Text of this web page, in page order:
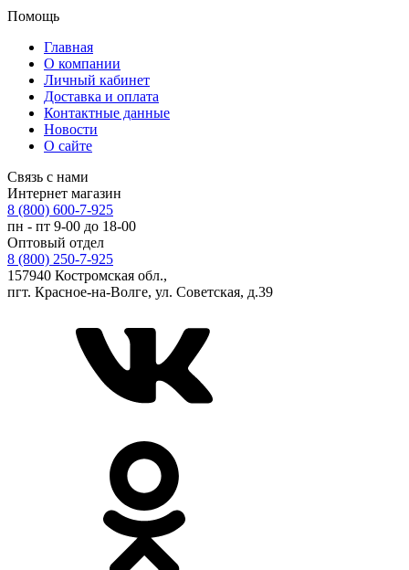
Помощь
Главная
О компании
Личный кабинет
Доставка и оплата
Контактные данные
Новости
О сайте
Связь с нами
Интернет магазин
8 (800) 600-7-925
пн - пт 9-00 до 18-00
Оптовый отдел
8 (800) 250-7-925
157940 Костромская обл.,
пгт. Красное-на-Волге, ул. Советская, д.39